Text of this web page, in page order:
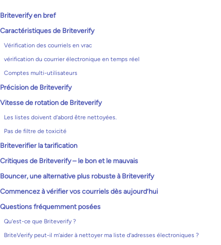
Briteverify en bref
Caractéristiques de Briteverify
Vérification des courriels en vrac
vérification du courrier électronique en temps réel
Comptes multi-utilisateurs
Précision de Briteverify
Vitesse de rotation de Briteverify
Les listes doivent d’abord être nettoyées.
Pas de filtre de toxicité
Briteverifier la tarification
Critiques de Briteverify – le bon et le mauvais
Bouncer, une alternative plus robuste à Briteverify
Commencez à vérifier vos courriels dès aujourd’hui
Questions fréquemment posées
Qu’est-ce que Briteverify ?
BriteVerify peut-il m’aider à nettoyer ma liste d’adresses électroniques ?